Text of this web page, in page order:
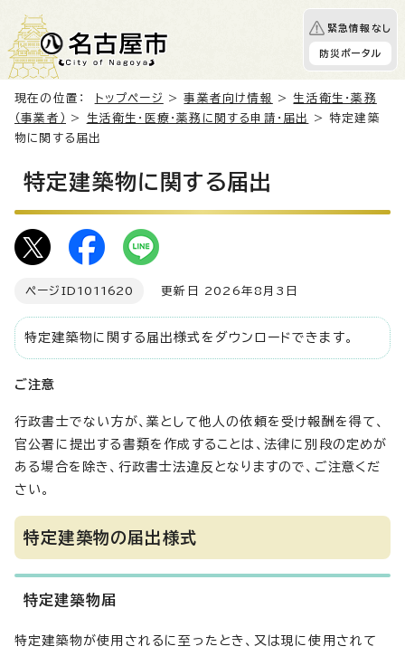
緊急情報なし
防災ポータル
現在の位置： トップページ >事業者向け情報 >生活衛生・薬務
（事業者）
> 生活衛生・医療・薬務に関する申請・届出
> 特定建築
物に関する届出
特定建築物に関する届出
ページID 1011620 更新日 2026年8月3日
特定建築物に関する届出様式をダウンロードできます。
ご注意
行政書士でない方が、業として他人の依頼を受け報酬を得て、
官公署に提出する書類を作成することは、法律に別段の定めが
ある場合を除き、行政書士法違反となりますので、ご注意くだ
さい。
特定建築物の届出様式
特定建築物届
特定建築物が使用されるに至ったとき、又は現に使用されて